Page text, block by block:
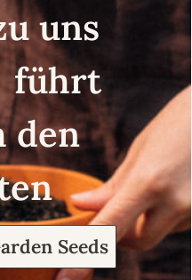
uns
führt
den
Seeds